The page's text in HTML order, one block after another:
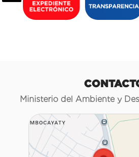
Ministerio del Ambiente y